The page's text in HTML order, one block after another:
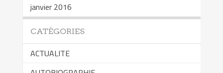
janvier 2016
CATÉGORIES
ACTUALITE